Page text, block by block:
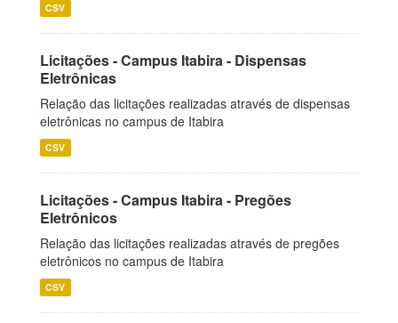
CSV
Licitações - Campus Itabira - Dispensas
Eletrônicas
Relação das licitações realizadas através de dispensas
eletrônicas no campus de Itabira
CSV
Licitações - Campus Itabira - Pregões
Eletrônicos
Relação das licitações realizadas através de pregões
eletrônicos no campus de Itabira
CSV